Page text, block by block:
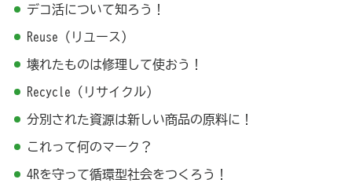
デコ活について知ろう！
Reuse（リユース）
壊れたものは修理して使おう！
Recycle（リサイクル）
分別された資源は新しい商品の原料に！
これって何のマーク？
4Rを守って循環型社会をつくろう！